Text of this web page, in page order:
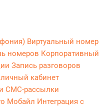
Виртуальный номер
номеров Корпоративный
Запись разговоров
кабинет
СМС-рассылки
Мобайл Интеграция с